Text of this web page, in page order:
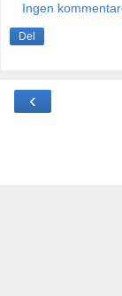
Ingen
Del
‹